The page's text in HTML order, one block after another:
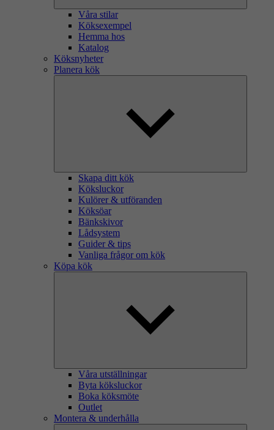
Våra stilar
Köksexempel
Hemma hos
Katalog
Köksnyheter
Planera kök
Skapa ditt kök
Köksluckor
Kulörer & utföranden
Köksöar
Bänkskivor
Lådsystem
Guider & tips
Vanliga frågor om kök
Köpa kök
Våra utställningar
Byta köksluckor
Boka köksmöte
Outlet
Montera & underhålla